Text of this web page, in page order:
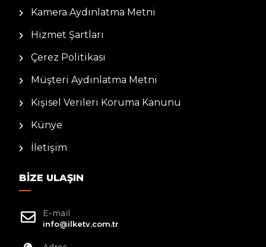
Kamera Aydınlatma Metni
Hizmet Şartları
Çerez Politikası
Müşteri Aydınlatma Metni
Kişisel Verileri Koruma Kanunu
Künye
İletişim
BIZE ULAŞIN
E-mail
info@ilketv.com.tr